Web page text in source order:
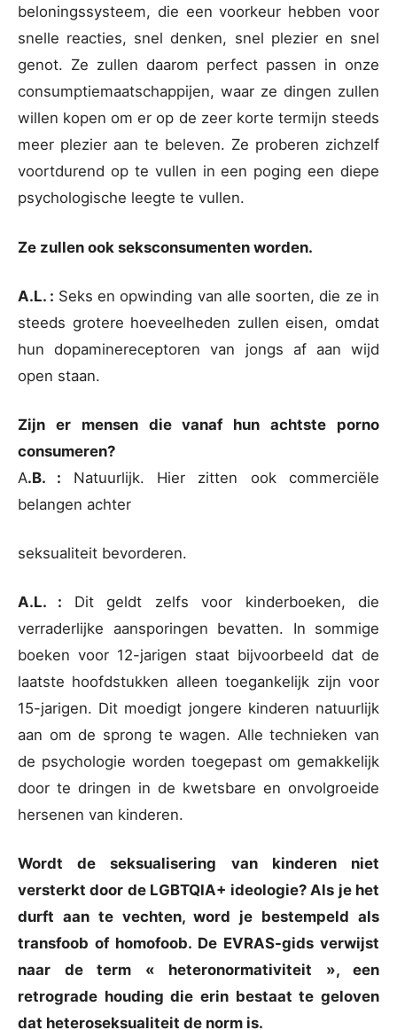
beloningssysteem, die een voorkeur hebben voor
snelle reacties, snel denken, snel plezier en snel
genot. Ze zullen daarom perfect passen in onze
consumptiemaatschappijen, waar ze dingen zullen
willen kopen om er op de zeer korte termijn steeds
meer plezier aan te beleven. Ze proberen zichzelf
voortdurend op te vullen in een poging een diepe
psychologische leegte te vullen.
Ze zullen ook seksconsumenten worden.
A.L. : Seks en opwinding van alle soorten, die ze in
steeds grotere hoeveelheden zullen eisen, omdat
hun dopaminereceptoren van jongs af aan wijd
open staan.
Zijn er mensen die vanaf hun achtste porno
consumeren?
A.B. : Natuurlijk. Hier zitten ook commerciële
belangen achter
seksualiteit bevorderen.
A.L. : Dit geldt zelfs voor kinderboeken, die
verraderlijke aansporingen bevatten. In sommige
boeken voor 12-jarigen staat bijvoorbeeld dat de
laatste hoofdstukken alleen toegankelijk zijn voor
15-jarigen. Dit moedigt jongere kinderen natuurlijk
aan om de sprong te wagen. Alle technieken van
de psychologie worden toegepast om gemakkelijk
door te dringen in de kwetsbare en onvolgroeide
hersenen van kinderen.
Wordt de seksualisering van kinderen niet
versterkt door de LGBTQIA+ ideologie? Als je het
durft aan te vechten, word je bestempeld als
transfoob of homofoob. De EVRAS-gids verwijst
naar de term « heteronormativiteit », een
retrograde houding die erin bestaat te geloven
dat heteroseksualiteit de norm is.